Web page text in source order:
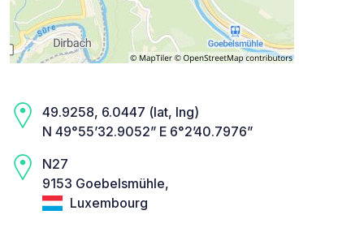
49.9258, 6.0447 (lat, lng)
N 49°55’32.9052” E 6°2’40.7976”
N27
9153 Goebelsmühle,
Luxembourg